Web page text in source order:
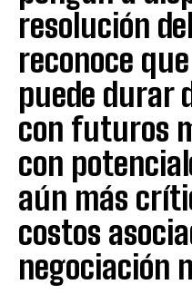
resolución
reconoce
puede durar
con futuros
con
aún más
costos
negociación